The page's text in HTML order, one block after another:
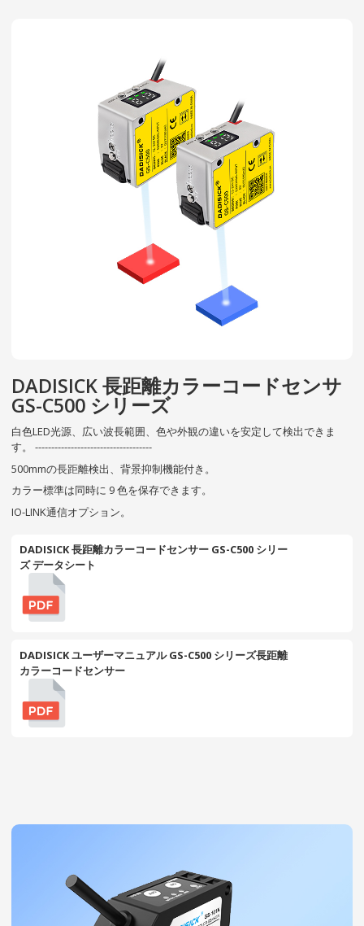
DADISICK 長距離カラーコードセンサ
GS-C500 シリーズ
白色LED光源、広い波長範囲、色や外観の違いを安定して検出できま
す。 ------------------------------------
500mmの長距離検出、背景抑制機能付き。
カラー標準は同時に 9 色を保存できます。
IO-LINK通信オプション。
DADISICK 長距離カラーコードセンサー GS-C500 シリー
ズ データシート
DADISICK ユーザーマニュアル GS-C500 シリーズ長距離
カラーコードセンサー